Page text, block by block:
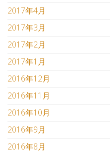
2017年4月
2017年3月
2017年2月
2017年1月
2016年12月
2016年11月
2016年10月
2016年9月
2016年8月